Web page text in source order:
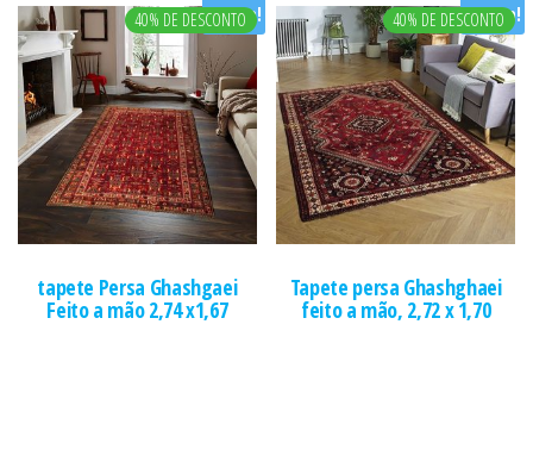
Oferta!
40% DE DESCONTO
tapete Persa Ghashgaei
Feito a mão 2,74 x1,67
Oferta!
40% DE DESCONTO
Tapete persa Ghashghaei
feito a mão, 2,72 x 1,70